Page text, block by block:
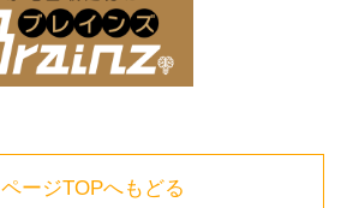
ページTOPへもどる